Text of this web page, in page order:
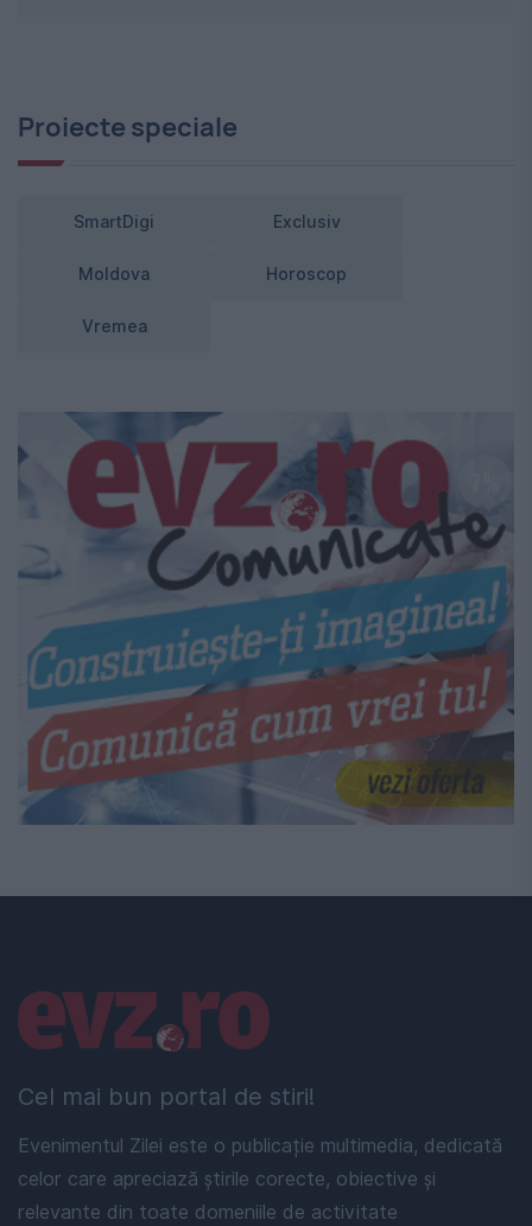
Proiecte speciale
SmartDigi Exclusiv
Moldova Horoscop
Vremea
Cel mai bun portal de stiri!
Evenimentul Zilei este o publicație multimedia, dedicată
celor care apreciază știrile corecte, obiective și
relevante din toate domeniile de activitate
Linkuri utile